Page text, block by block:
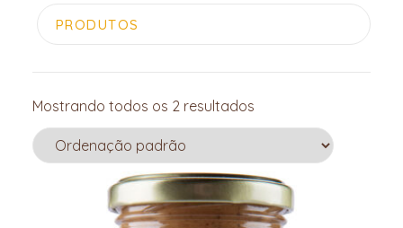
Mostrando todos os 2 resultados